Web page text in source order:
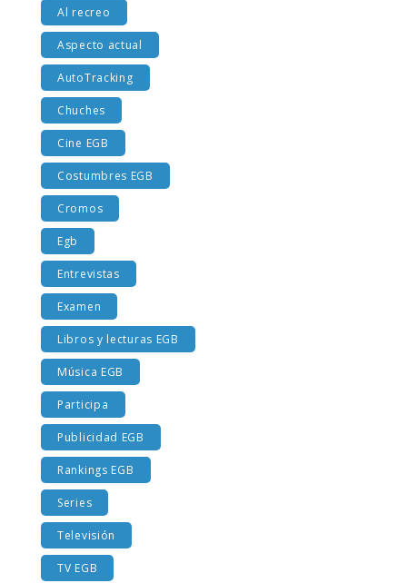
Al recreo
Aspecto actual
AutoTracking
Chuches
Cine EGB
Costumbres EGB
Cromos
Egb
Entrevistas
Examen
Libros y lecturas EGB
Música EGB
Participa
Publicidad EGB
Rankings EGB
Series
Televisión
TV EGB